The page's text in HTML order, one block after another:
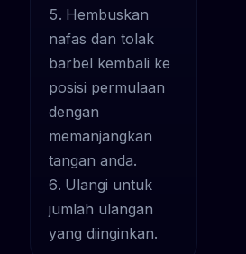
Hembuskan
nafas dan tolak
barbel kembali ke
posisi permulaan
dengan
memanjangkan
tangan anda.
Ulangi untuk
jumlah ulangan
yang diinginkan.